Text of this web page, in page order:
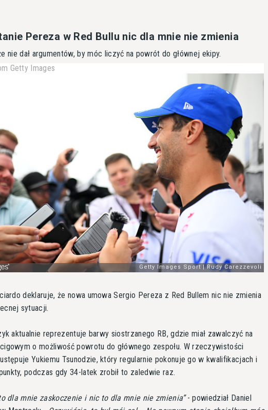
Pereza w Red Bullu nic dla mnie nie zmienia
nie dał argumentów, by móc liczyć na powrót do głównej ekipy.
Getty Images
deklaruje, że nowa umowa Sergio Pereza z Red Bullem nic nie zmienia
sytuacji.
aktualnie reprezentuje barwy siostrzanego RB, gdzie miał zawalczyć na
o możliwość powrotu do głównego zespołu. W rzeczywistości
Yukiemu Tsunodzie, który regularnie pokonuje go w kwalifikacjach i
podczas gdy 34-latek zrobił to zaledwie raz.
dla mnie zaskoczenie i nic to dla mnie nie zmienia - powiedział Daniel